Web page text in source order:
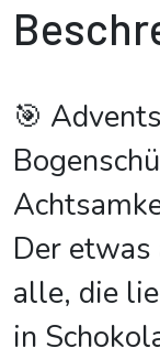
🎯
Der etwas
alle, die
in